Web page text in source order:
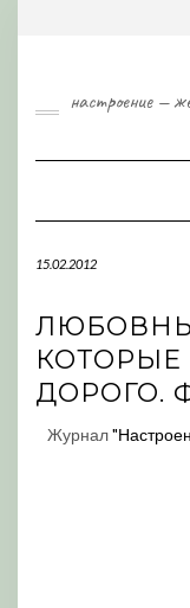
настроение —
15.02.2012
КОТОРЫЕ
ДОРОГО.
Журнал